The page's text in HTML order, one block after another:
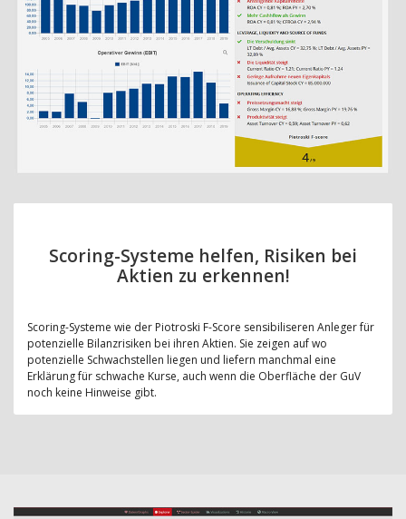
Scoring-Systeme helfen, Risiken bei
Aktien zu erkennen!
Scoring-Systeme wie der Piotroski F-Score sensibiliseren Anleger für
potenzielle Bilanzrisiken bei ihren Aktien. Sie zeigen auf wo
potenzielle Schwachstellen liegen und liefern manchmal eine
Erklärung für schwache Kurse, auch wenn die Oberfläche der GuV
noch keine Hinweise gibt.